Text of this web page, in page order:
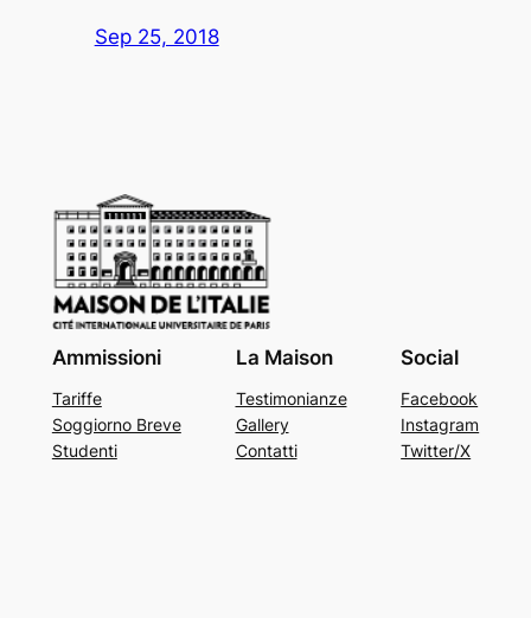
Sep 25, 2018
Ammissioni
Tariffe
Soggiorno Breve
Studenti
La Maison
Testimonianze
Gallery
Contatti
Social
Facebook
Instagram
Twitter/X